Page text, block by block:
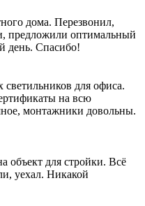
дома. Перезвонил,
предложили оптимальный
день. Спасибо!
для офиса.
на всю
монтажники довольны.
объект для стройки. Всё
уехал. Никакой